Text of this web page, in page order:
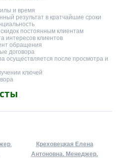
и время
результат в кратчайшие сроки
постоянным клиентам
интересов клиентов
обращения
договора
осуществляется после просмотра и
ключей
.
Креховецкая Елена
Антоновна. Менеджер.